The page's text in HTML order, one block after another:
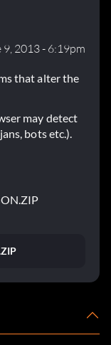
2013 - 6:19pm
that alter the
may detect
bots etc.).